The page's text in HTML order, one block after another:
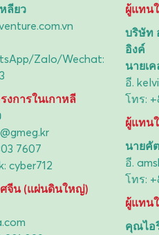
ลียว
Zalo/Wechat:
งการในเกาหลี
7607
cyber712
จีน (แผ่นดินใหญ่)
ผู้แทน
บริษัท
อิงค์
นายเ
อี.
โทร:
ผู้แทน
นายคั
อี.
โทร:
ผู้แทน
คุณไอ